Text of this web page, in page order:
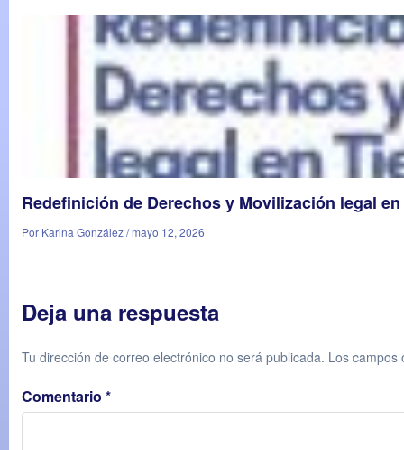
Redefinición de Derechos y Movilización legal
Por Karina González / mayo 12, 2026
Deja una respuesta
Tu dirección de correo electrónico no será publicada. Los campos
Comentario *